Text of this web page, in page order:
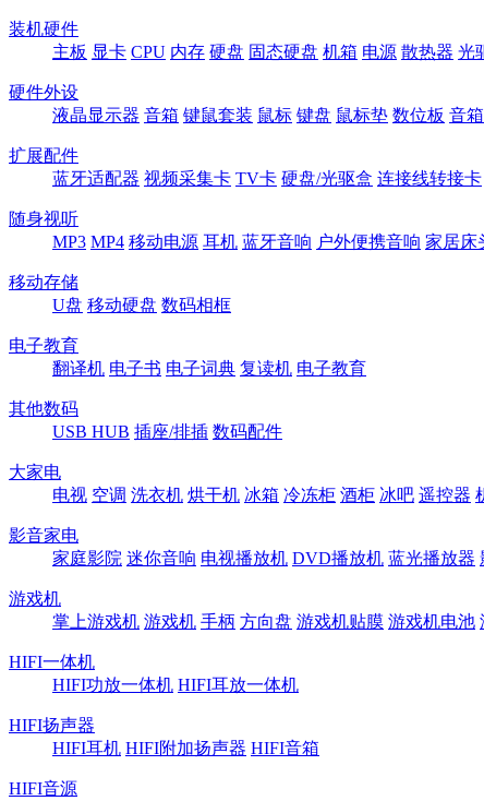
装机硬件
主板 显卡 CPU 内存 硬盘 固态硬盘 机箱 电源 散热器 光
硬件外设
液晶显示器 音箱 键鼠套装 鼠标 键盘 鼠标垫 数位板 音
扩展配件
蓝牙适配器 视频采集卡 TV卡 硬盘/光驱盒 连接线转接卡
随身视听
MP3 MP4 移动电源 耳机 蓝牙音响 户外便携音响 家居床
移动存储
U盘 移动硬盘 数码相框
电子教育
翻译机 电子书 电子词典 复读机 电子教育
其他数码
USB HUB 插座/排插 数码配件
大家电
电视 空调 洗衣机 烘干机 冰箱 冷冻柜 酒柜 冰吧 遥控器
影音家电
家庭影院 迷你音响 电视播放机 DVD播放机 蓝光播放器
游戏机
掌上游戏机 游戏机 手柄 方向盘 游戏机贴膜 游戏机电池
HIFI一体机
HIFI功放一体机 HIFI耳放一体机
HIFI扬声器
HIFI耳机 HIFI附加扬声器 HIFI音箱
HIFI音源